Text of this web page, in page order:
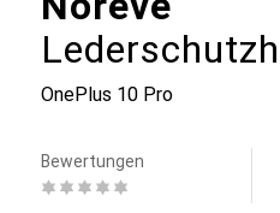
OnePlus 10 Pro
Bewertungen